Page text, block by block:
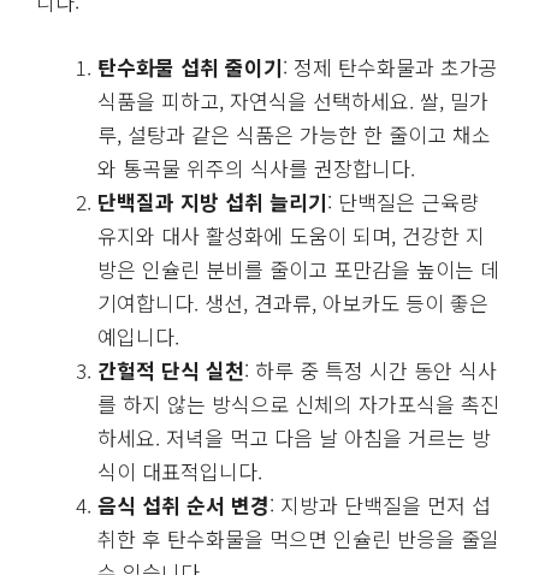
탄수화물 섭취 줄이기: 정제 탄수화물과 초가공
식품을 피하고, 자연식을 선택하세요. 쌀, 밀가
루, 설탕과 같은 식품은 가능한 한 줄이고 채소
와 통곡물 위주의 식사를 권장합니다.
단백질과 지방 섭취 늘리기: 단백질은 근육량
유지와 대사 활성화에 도움이 되며, 건강한 지
방은 인슐린 분비를 줄이고 포만감을 높이는 데
기여합니다. 생선, 견과류, 아보카도 등이 좋은
예입니다.
간헐적 단식 실천: 하루 중 특정 시간 동안 식사
를 하지 않는 방식으로 신체의 자가포식을 촉진
하세요. 저녁을 먹고 다음 날 아침을 거르는 방
식이 대표적입니다.
음식 섭취 순서 변경: 지방과 단백질을 먼저 섭
취한 후 탄수화물을 먹으면 인슐린 반응을 줄일